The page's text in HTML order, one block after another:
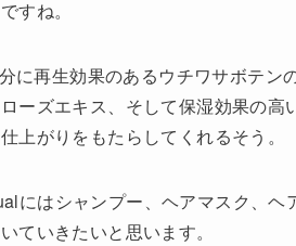
すね。
再生効果のあるウチワサボテン
ズエキス、そして保湿効果の高
上がりをもたらしてくれるそう。
はシャンプー、ヘアマスク、ヘ
ていきたいと思います。